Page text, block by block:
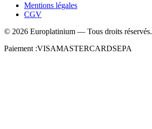
Mentions légales
CGV
© 2026 Europlatinium — Tous droits réservés.
Paiement :VISAMASTERCARDSEPA